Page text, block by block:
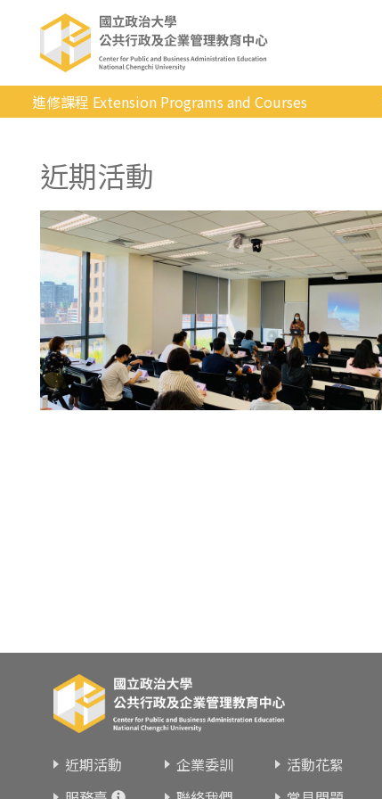
進修課程 Extension Programs and Courses
專業/學分
證照/考試
商管/永續
科技/生活
健康運動
英語
日韓語
近期活動
近期活動 企業委訓
活動花絮